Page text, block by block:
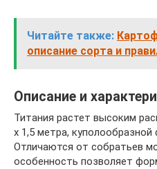
Читайте также:
описание сорта и
Описание и
Титания растет высоким
х 1,5 метра,
Отличаются от собратьев
особенность позволяет